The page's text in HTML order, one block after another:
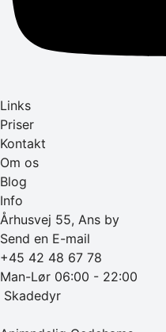
Links
Priser
Kontakt
Om os
Blog
Info
Århusvej 55, Ans by
Send en E-mail
+45 42 48 67 78
Man-Lør 06:00 - 22:00
‎ Skadedyr